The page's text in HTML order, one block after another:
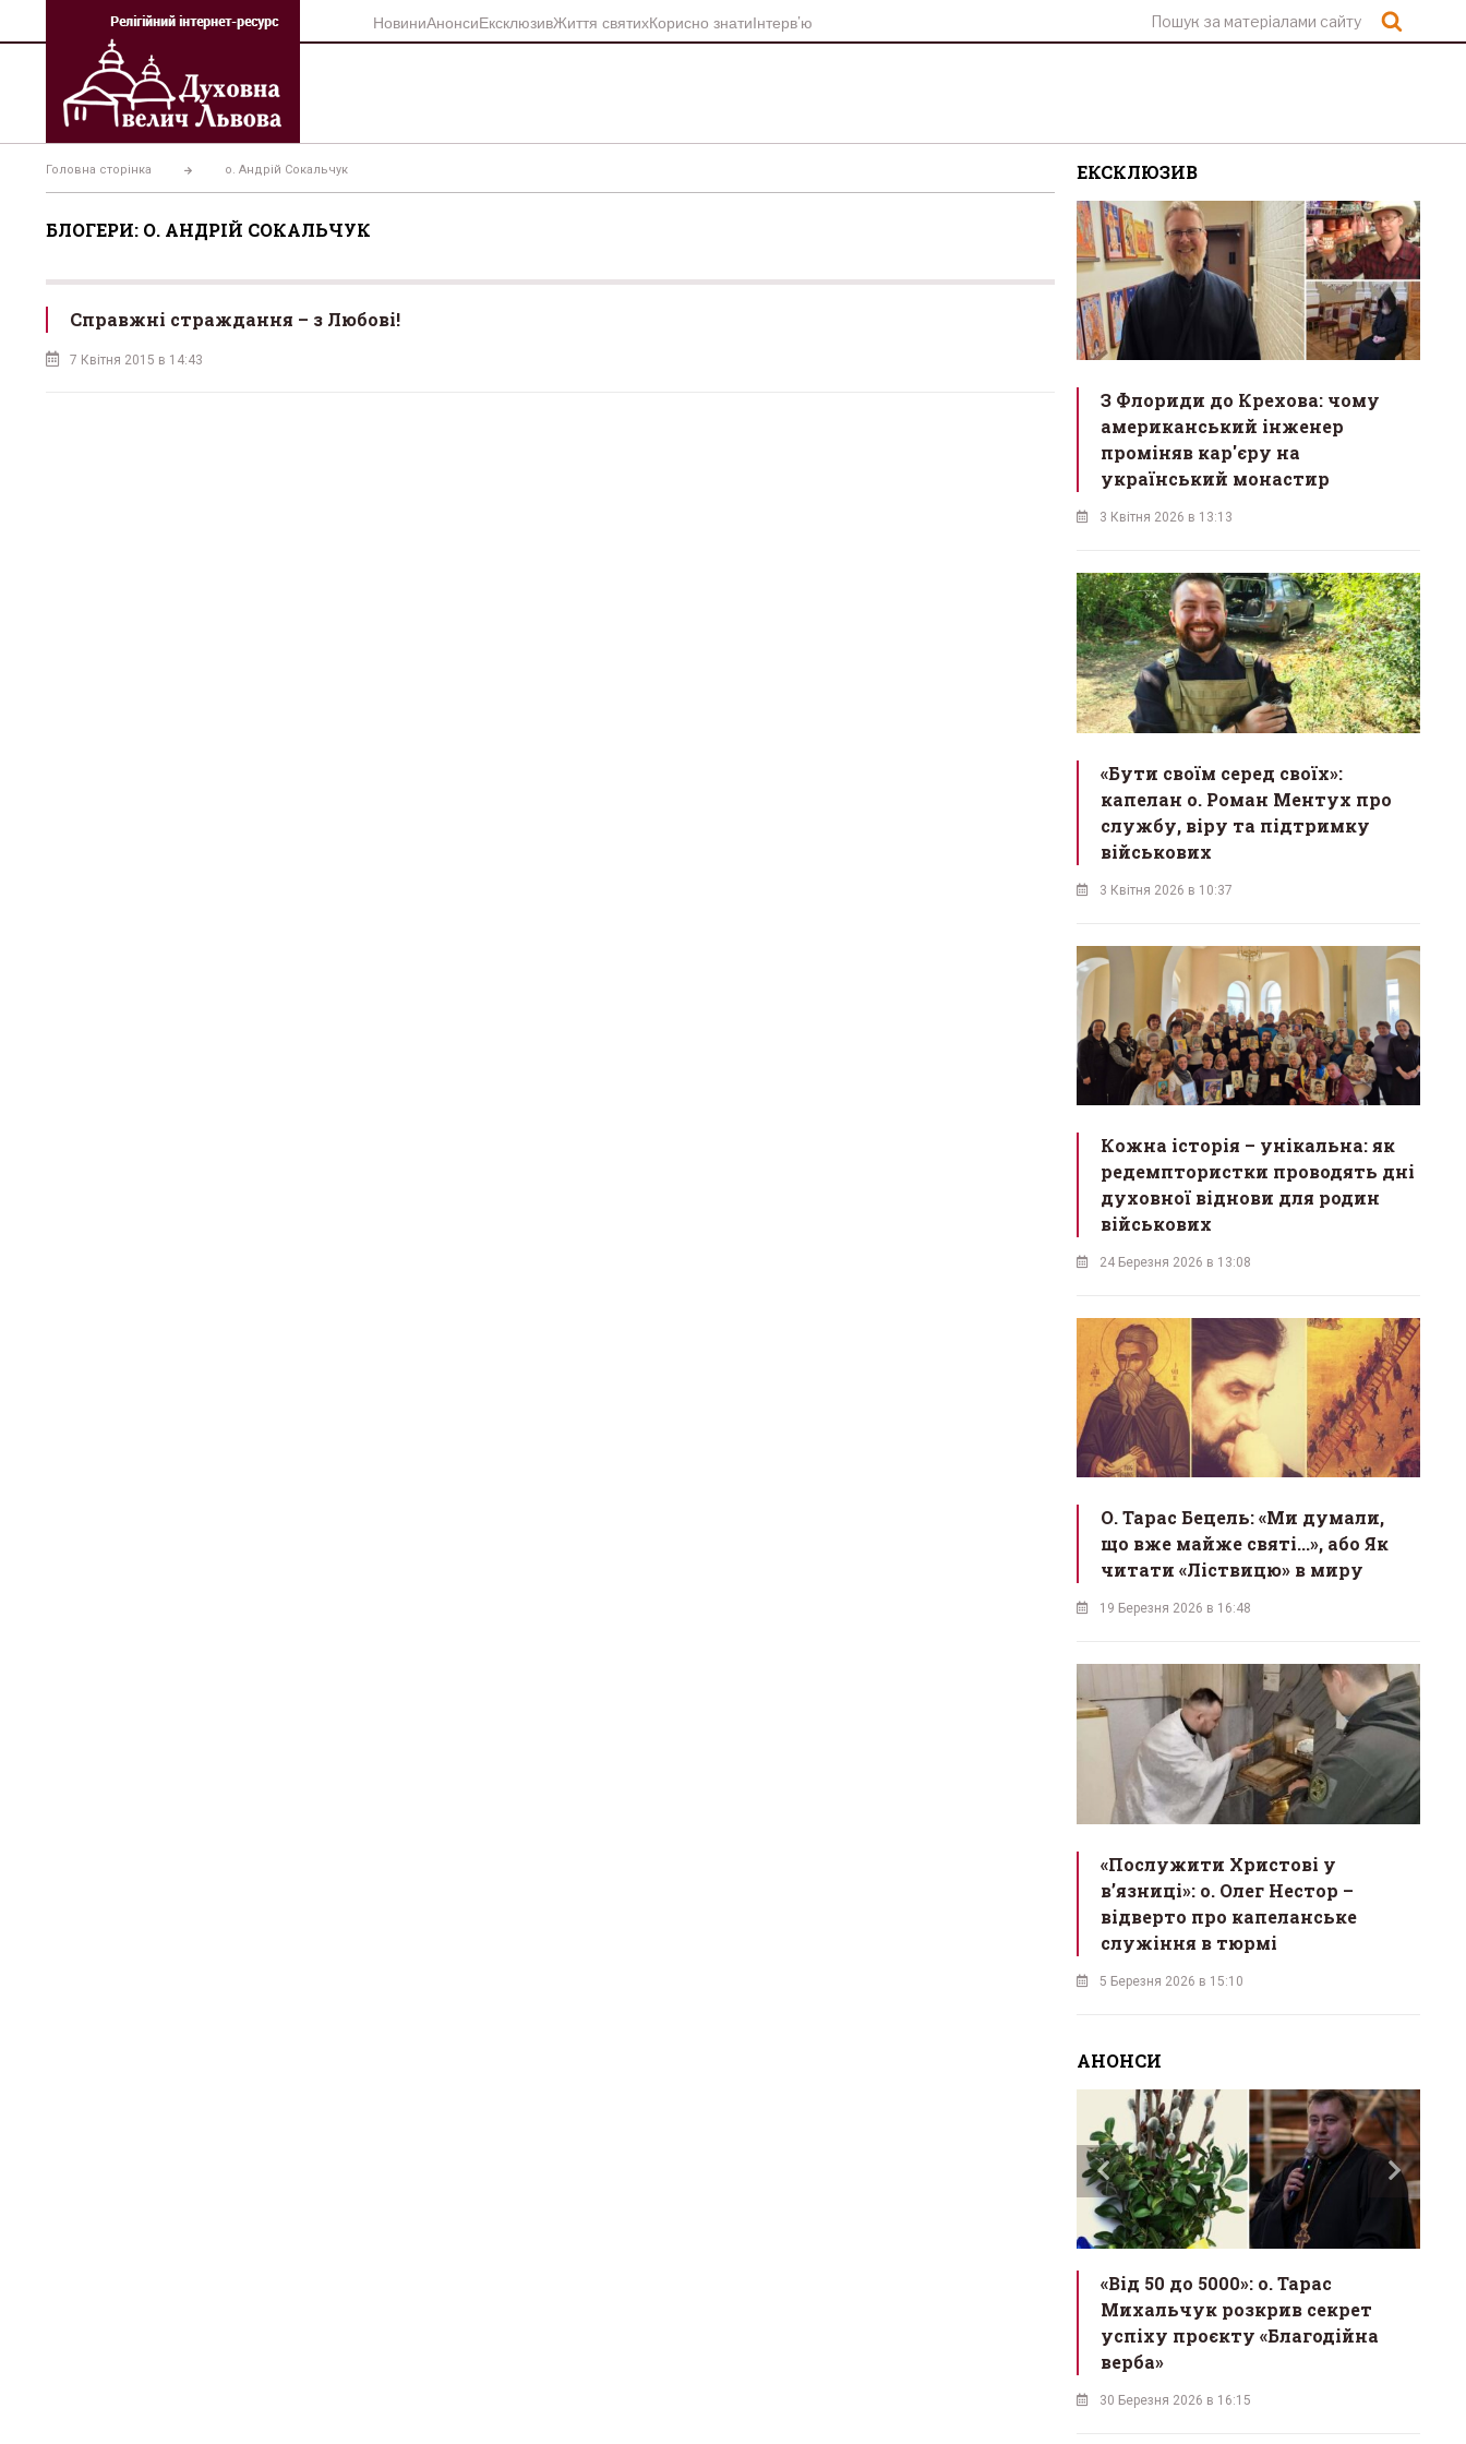
вмісту
НовиниАнонсиЕксклюзивЖиття святихКорисно знатиІнтерв’ю
Головна сторінка о. Андрій Сокальчук
БЛОГЕРИ: О. АНДРІЙ СОКАЛЬЧУК
Справжні страждання – з Любові!
7 Квітня 2015 в 14:43
ЕКСКЛЮЗИВ
З Флориди до Крехова: чому
американський інженер
проміняв кар'єру на
український монастир
3 Квітня 2026 в 13:13
«Бути своїм серед своїх»:
капелан о. Роман Ментух про
службу, віру та підтримку
військових
3 Квітня 2026 в 10:37
Кожна історія – унікальна: як
редемптористки проводять дні
духовної віднови для родин
військових
24 Березня 2026 в 13:08
О. Тарас Бецель: «Ми думали,
що вже майже святі...», або Як
читати «Ліствицю» в миру
19 Березня 2026 в 16:48
«Послужити Христові у
вʼязниці»: о. Олег Нестор –
відверто про капеланське
служіння в тюрмі
5 Березня 2026 в 15:10
АНОНСИ
«Від 50 до 5000»: о. Тарас
Михальчук розкрив секрет
успіху проєкту «Благодійна
верба»
30 Березня 2026 в 16:15